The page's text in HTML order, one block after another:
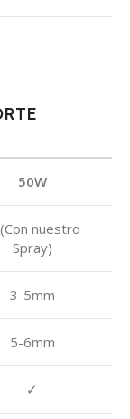
50W
nuestro
Spray)
3-5mm
5-6mm
✓